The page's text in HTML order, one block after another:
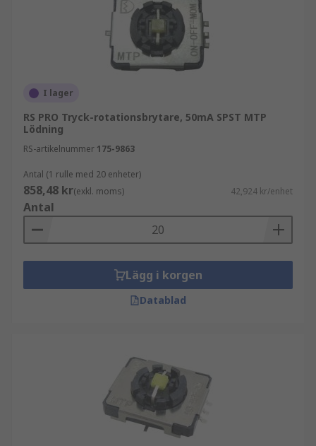
I lager
RS PRO Tryck-rotationsbrytare, 50mA SPST MTP
Lödning
RS-artikelnummer 175-9863
Antal (1 rulle med 20 enheter)
858,48 kr(exkl. moms) 42,924 kr/enhet
Antal
Lägg i korgen
Datablad